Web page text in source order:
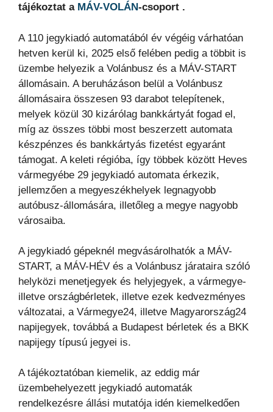
tájékoztat a MÁV-VOLÁN-csoport .
A 110 jegykiadó automatából év végéig várhatóan
hetven kerül ki, 2025 első felében pedig a többit is
üzembe helyezik a Volánbusz és a MÁV-START
állomásain. A beruházáson belül a Volánbusz
állomásaira összesen 93 darabot telepítenek,
melyek közül 30 kizárólag bankkártyát fogad el,
míg az összes többi most beszerzett automata
készpénzes és bankkártyás fizetést egyaránt
támogat. A keleti régióba, így többek között Heves
vármegyébe 29 jegykiadó automata érkezik,
jellemzően a megyeszékhelyek legnagyobb
autóbusz-állomására, illetőleg a megye nagyobb
városaiba.
A jegykiadó gépeknél megvásárolhatók a MÁV-
START, a MÁV-HÉV és a Volánbusz járataira szóló
helyközi menetjegyek és helyjegyek, a vármegye-
illetve országbérletek, illetve ezek kedvezményes
változatai, a Vármegye24, illetve Magyarország24
napijegyek, továbbá a Budapest bérletek és a BKK
napijegy típusú jegyei is.
A tájékoztatóban kiemelik, az eddig már
üzembehelyezett jegykiadó automaták
rendelkezésre állási mutatója idén kiemelkedően